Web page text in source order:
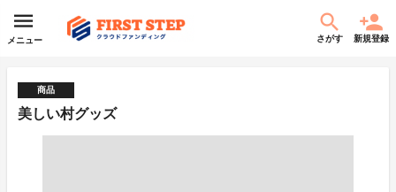
メニュー さがす 新規登録
商品
美しい村グッズ